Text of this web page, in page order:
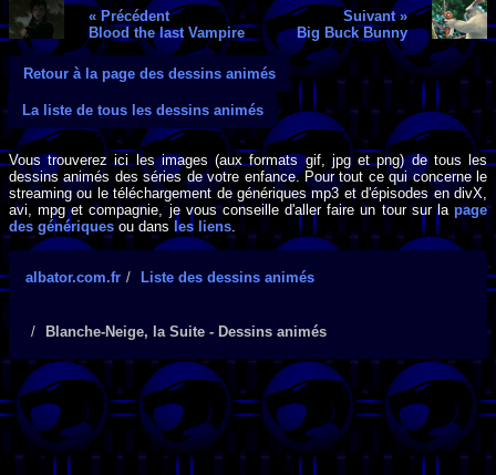
« Précédent
Blood the last Vampire
Suivant »
Big Buck Bunny
Retour à la page des dessins animés
La liste de tous les dessins animés
Vous trouverez ici les images (aux formats gif, jpg et png) de tous les
dessins animés des séries de votre enfance. Pour tout ce qui concerne le
streaming ou le téléchargement de génériques mp3 et d'épisodes en divX,
avi, mpg et compagnie, je vous conseille d'aller faire un tour sur la page
des génériques ou dans les liens.
albator.com.fr Liste des dessins animés
Blanche-Neige, la Suite - Dessins animés